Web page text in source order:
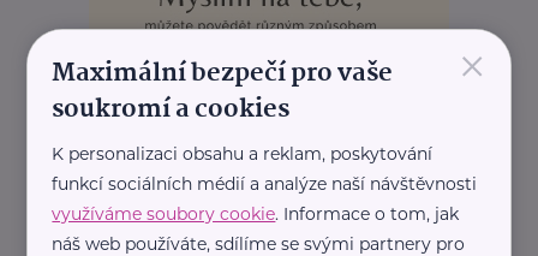
REKLAMA
×
Maximální bezpečí pro vaše
soukromí a cookies
K personalizaci obsahu a reklam, poskytování
funkcí sociálních médií a analýze naší návštěvnosti
využíváme soubory cookie. Informace o tom, jak
náš web používáte, sdílíme se svými partnery pro